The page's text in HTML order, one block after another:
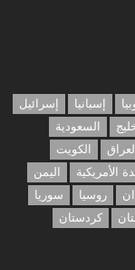
إسبانيا
إسرائيل
السعودية
العراق
الكويت
الأمريكية
اليمن
روسيا
سوريا
كردستان